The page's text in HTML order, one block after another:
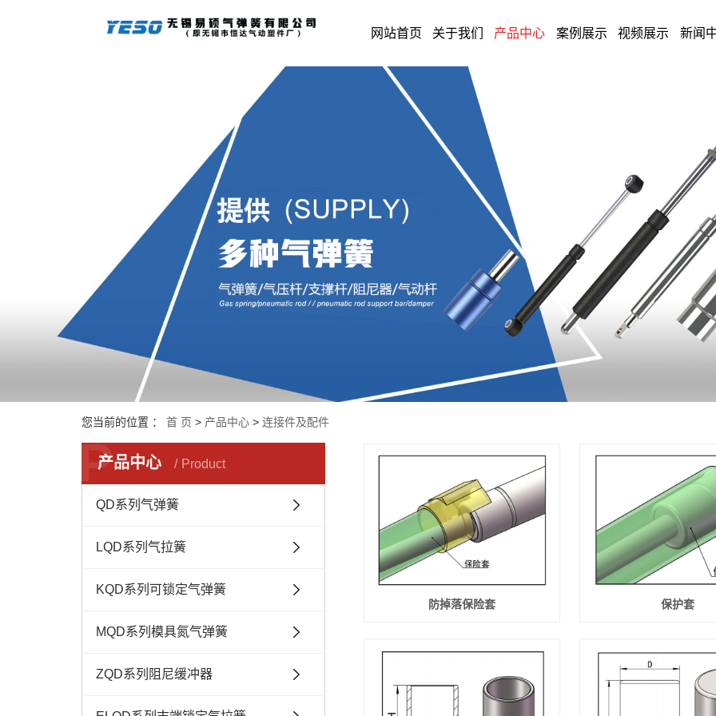
网站首页 关于我们 产品中心 案例展示 视频展示 新闻
您当前的位置 ： 首 页 > 产品中心 > 连接件及配件
产品中心 Product
P
QD系列气弹簧
LQD系列气拉簧
KQD系列可锁定气弹簧
MQD系列模具氮气弹簧
ZQD系列阻尼缓冲器
防掉落保险套 保护套